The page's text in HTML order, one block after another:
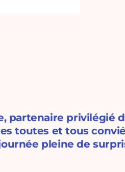
partenaire privilégié
toutes et tous
pleine de